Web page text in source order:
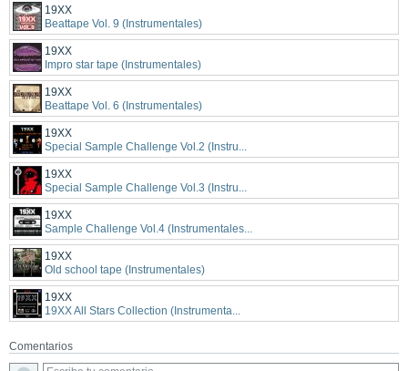
19XX
Beattape Vol. 9 (Instrumentales)
19XX
Impro star tape (Instrumentales)
19XX
Beattape Vol. 6 (Instrumentales)
19XX
Special Sample Challenge Vol.2 (Instru...
19XX
Special Sample Challenge Vol.3 (Instru...
19XX
Sample Challenge Vol.4 (Instrumentales...
19XX
Old school tape (Instrumentales)
19XX
19XX All Stars Collection (Instrumenta...
Comentarios